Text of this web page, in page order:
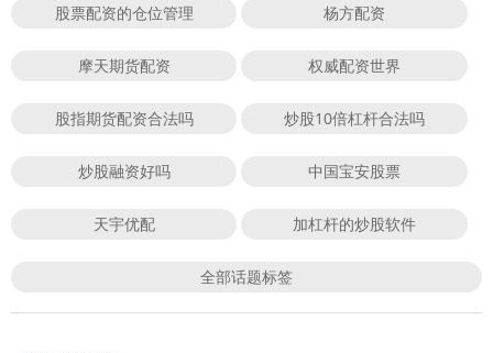
股票配资的仓位管理 杨方配资
摩天期货配资 权威配资世界
股指期货配资合法吗 炒股10倍杠杆合法吗
炒股融资好吗 中国宝安股票
天宇优配 加杠杆的炒股软件
全部话题标签